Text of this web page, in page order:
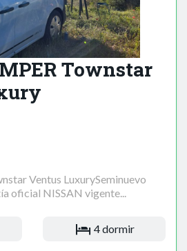
Townstar
Ventus LuxurySeminuevo
oficial NISSAN vigente...
4 dormir